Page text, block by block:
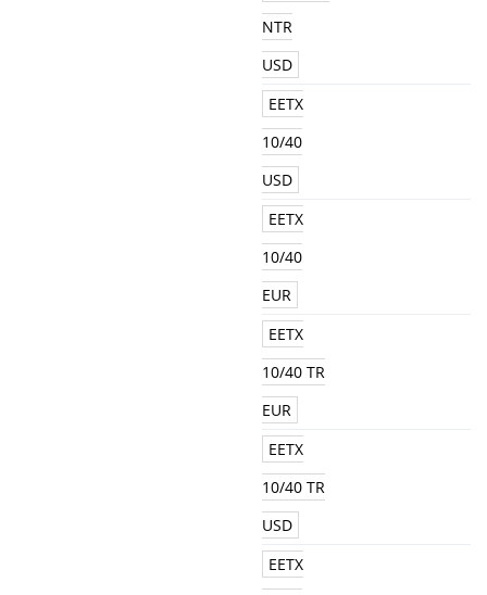
NTR
USD
EETX
10/40
USD
EETX
10/40
EUR
EETX
10/40 TR
EUR
EETX
10/40 TR
USD
EETX